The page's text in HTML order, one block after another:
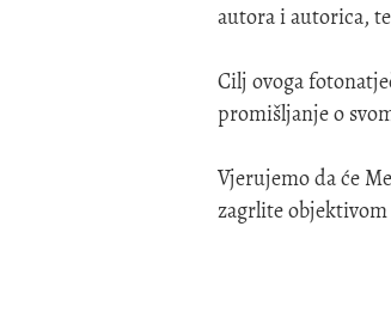
autora i autorica,
Cilj ovoga
promišljanje o
Vjerujemo da će
zagrlite